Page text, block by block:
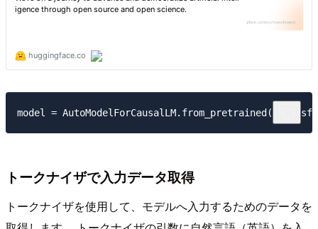
トークナイザで入力データ取得
トークナイザを使用して、モデルへ入力するためのデータを